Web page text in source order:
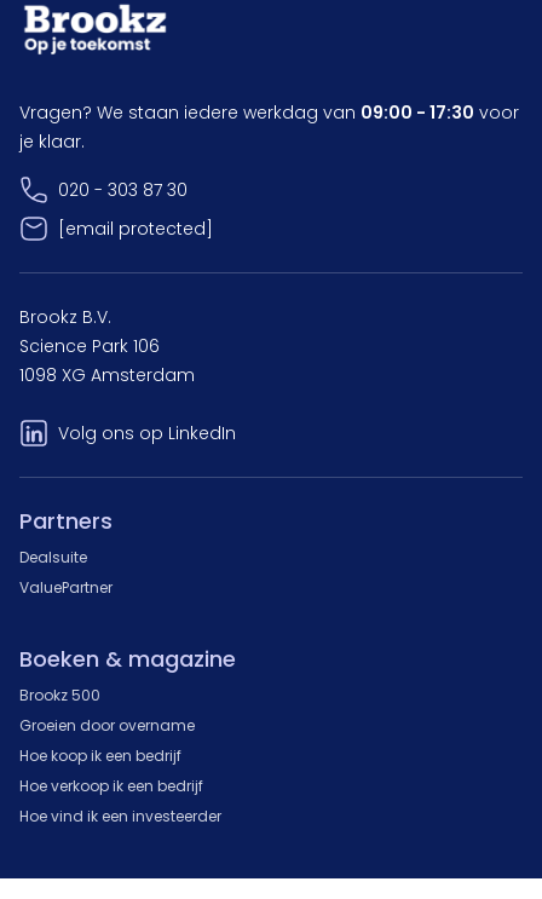
Vragen? We staan iedere werkdag van 09:00 - 17:30 voor
je klaar.
020 - 303 87 30
[email protected]
Brookz B.V.
Science Park 106
1098 XG Amsterdam
Volg ons op LinkedIn
Partners
Dealsuite
ValuePartner
Boeken & magazine
Brookz 500
Groeien door overname
Hoe koop ik een bedrijf
Hoe verkoop ik een bedrijf
Hoe vind ik een investeerder